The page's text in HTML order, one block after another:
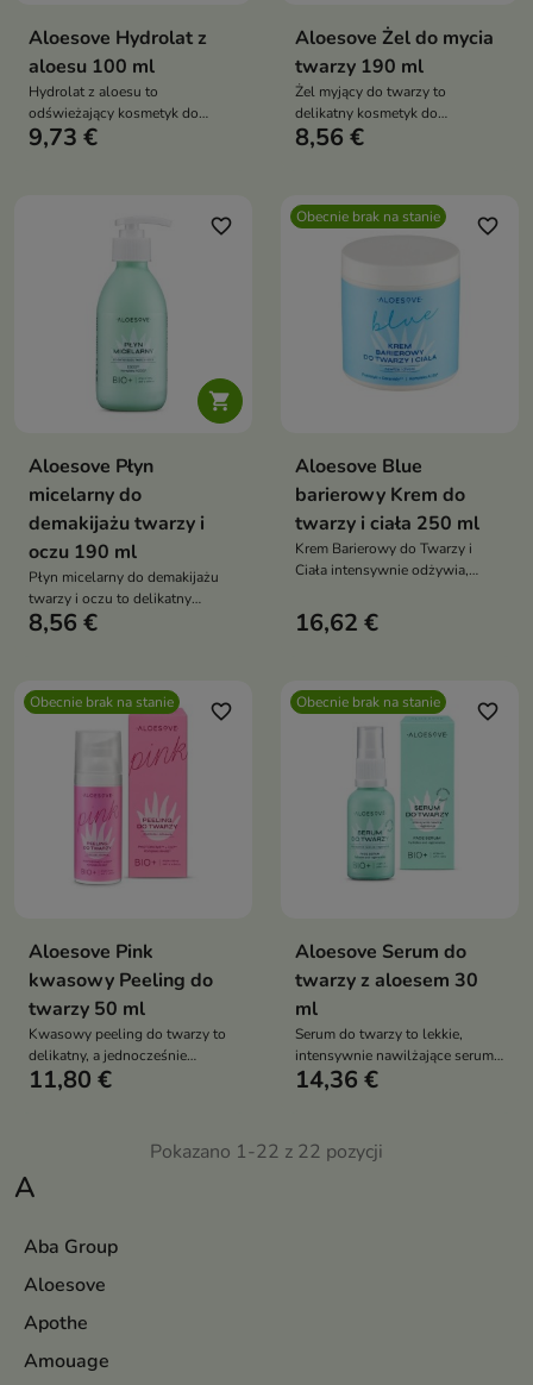
A
Aba Group
Aloesove
Apothe
Amouage
Aloesove Hydrolat z
aloesu 100 ml
Hydrolat z aloesu to
odświeżający kosmetyk do
codziennej pielęgnacji twarzy,
pozostawiając ją miękką, świeżą
9,73 €
Aloesove Żel do mycia
twarzy 190 ml
Żel myjący do twarzy to
delikatny kosmetyk do
codziennego oczyszczania
oraz chroniąc skórę przed
8,56 €

favorite_border
Aloesove Płyn
micelarny do
demakijażu twarzy i
oczu 190 ml
Płyn micelarny do demakijażu
twarzy i oczu to delikatny
kosmetyk oczyszczający, który
Dzięki kompleksowi
antyoksydacyjnemu ACGG
wspiera kondycję skóry i
pomaga opóźniać procesy
starzenia
8,56 €
Obecnie brak na stanie favorite_border
Aloesove Blue
barierowy Krem do
twarzy i ciała 250 ml
Krem Barierowy do Twarzy i
Ciała intensywnie odżywia,
pomaga odbudować naturalną
barierę ochronną skóry,
16,62 €
Obecnie brak na stanie favorite_border
Aloesove Pink
kwasowy Peeling do
twarzy 50 ml
Kwasowy peeling do twarzy to
delikatny, a jednocześnie
skuteczny peeling chemiczny
11,80 €
Obecnie brak na stanie favorite_border
Aloesove Serum do
twarzy z aloesem 30
ml
Serum do twarzy to lekkie,
intensywnie nawilżające serum
przeznaczone do pielęgnacji
oznakami starzenia
14,36 €
Pokazano 1-22 z 22 pozycji